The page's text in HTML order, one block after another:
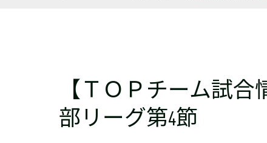
【ＴＯＰチーム試
部リーグ第4節